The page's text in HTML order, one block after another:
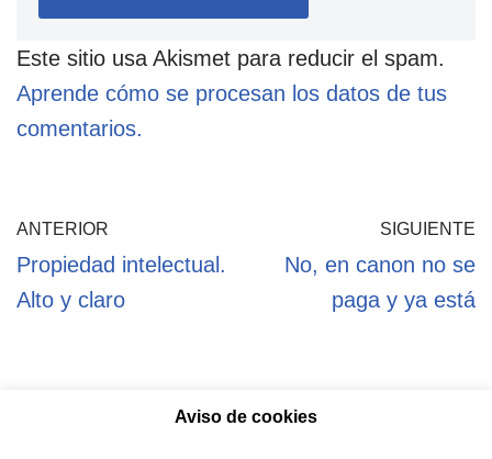
Este sitio usa Akismet para reducir el spam.
Aprende cómo se procesan los datos de tus
comentarios.
ANTERIOR
Propiedad intelectual.
Alto y claro
SIGUIENTE
No, en canon no se
paga y ya está
Aviso de cookies